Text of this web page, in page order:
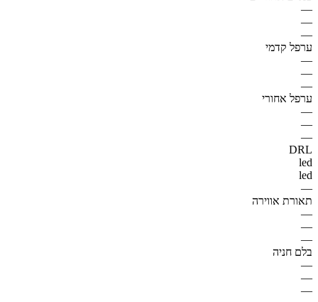
—
—
—
ערפל קדמי
—
—
—
ערפל אחורי
—
—
—
DRL
led
led
—
תאורת אווירה
—
—
—
בלם חניה
—
—
—